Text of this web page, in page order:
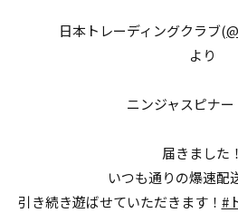
日本トレーディングクラブ(
より
ニンジャスピナ
届きました！
いつも通りの爆速配
引き続き遊ばせていただきます！ #